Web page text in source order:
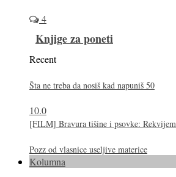
4
Knjige za poneti
Recent
Šta ne treba da nosiš kad napuniš 50
10.0
[FILM] Bravura tišine i psovke: Rekvijem
Pozz od vlasnice useljive materice
Kolumna